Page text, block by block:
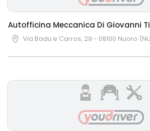
Autofficina Meccanica Di Giovanni
Via Badu e Carros, 29 - 08100 Nuoro